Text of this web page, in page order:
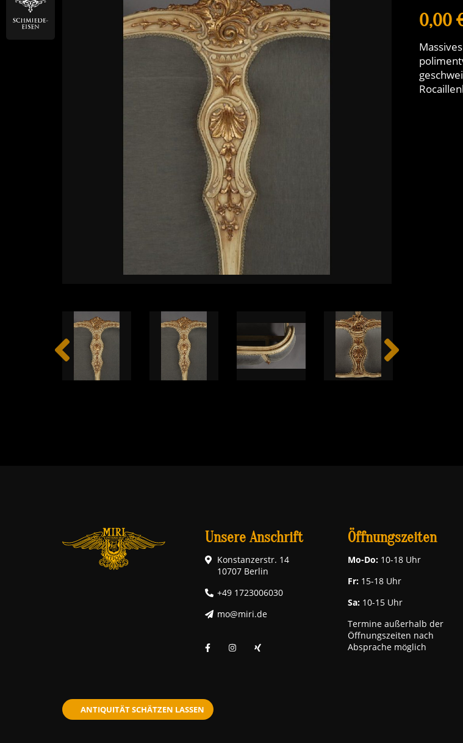
0,00
Unsere Anschrift
Konstanzerstr. 14
10707 Berlin
+49 1723006030
mo@miri.de
Öffnungszeiten
Mo-Do: 10-18 Uhr
Fr: 15-18 Uhr
Sa: 10-15 Uhr
Termine außerhalb der
Öffnungszeiten nach
Absprache möglich
ANTIQUITÄT SCHÄTZEN LASSEN